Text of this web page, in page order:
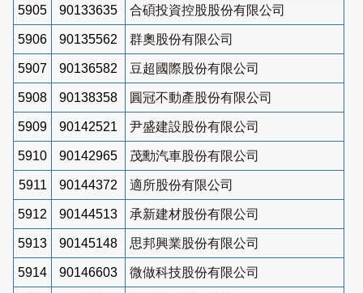
5905 90133635 合碩投資控股股份有限公司
5906 90135562 群奧股份有限公司
5907 90136582 豆超國際股份有限公司
5908 90138358 圓冠不動產股份有限公司
5909 90142521 尹盛建設股份有限公司
5910 90142965 茂勳汽車股份有限公司
5911 90144372 適所股份有限公司
5912 90144513 承新建材股份有限公司
5913 90145148 思邦興業股份有限公司
5914 90146603 微做科技股份有限公司